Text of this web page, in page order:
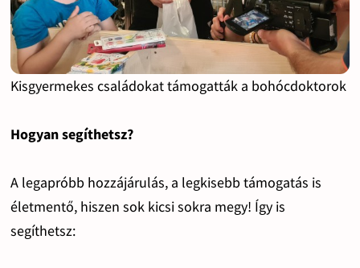
Kisgyermekes családokat támogatták a bohócdoktorok
Hogyan segíthetsz?
A legapróbb hozzájárulás, a legkisebb támogatás is
életmentő, hiszen sok kicsi sokra megy! Így is
segíthetsz: